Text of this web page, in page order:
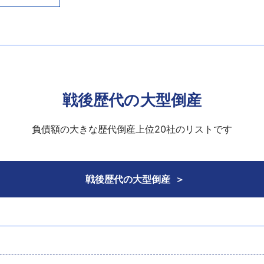
事業」（Ｗｅｂサイトの構築・運営に関する業務）につい
を表明している。
（株）フジタ（東証2部上場、新：フジタ）の建設関連不
いたが、ここにきて債務整理の目処がたったことから、9
戦後歴代の大型倒産
負債額の大きな歴代倒産上位20社のリストです
戦後歴代の大型倒産